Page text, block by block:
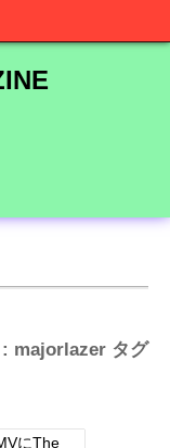
: majorlazer タグ